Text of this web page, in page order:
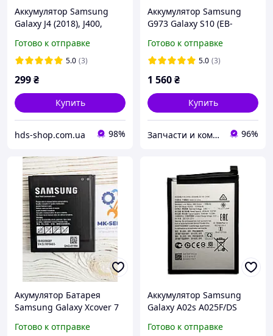
Аккумулятор Samsung
Galaxy J4 (2018), J400,
EB-BJ700CBC Original PRC
Готово к отправке
5.0 (3)
299₴
Купить
hds-shop.com.ua 98%
Аккумулятор Samsung
G973 Galaxy S10 (EB-
сервисный оригинал!
Готово к отправке
5.0 (3)
1 560₴
Купить
Запчасти и комплектующие только высокого качества от интернет-магазина «MB quality parts» 96%
Акумулятор Батарея
Samsung Galaxy Xcover 7
Готово к отправке
Аккумулятор Samsung
Galaxy A02s A025F/DS
Готово к отправке